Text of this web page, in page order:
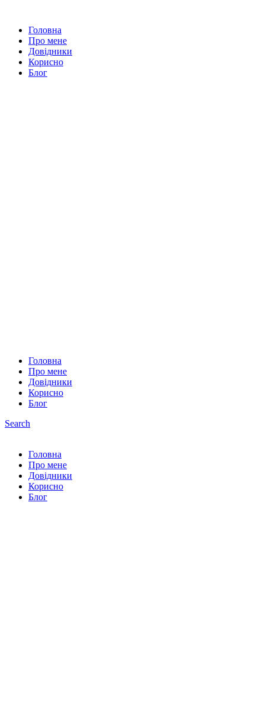
Головна
Про мене
Довідники
Корисно
Блог
Головна
Про мене
Довідники
Корисно
Блог
Search
Головна
Про мене
Довідники
Корисно
Блог